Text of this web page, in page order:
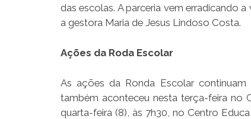
das escolas. A parceria vem erradicando
a gestora Maria de Jesus Lindoso Costa.
Ações da Roda Escolar
As ações da Ronda Escolar
também aconteceu nesta terça-feira no
quarta-feira (8), às 7h30, no Centro